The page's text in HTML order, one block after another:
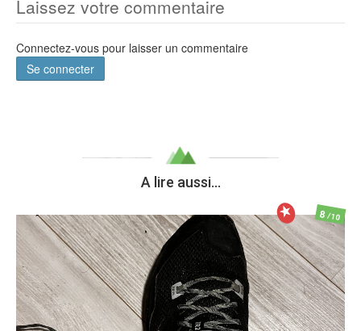
Laissez votre commentaire
Connectez-vous pour laisser un commentaire
Se connecter
A lire aussi...
8/10